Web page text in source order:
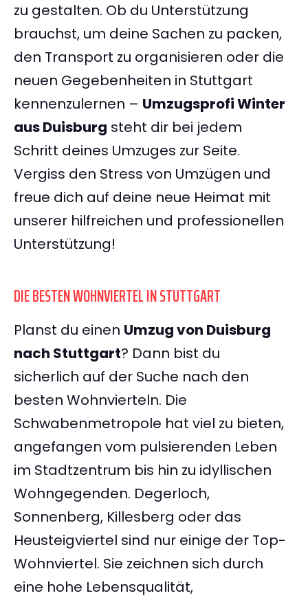
zu gestalten. Ob du Unterstützung
brauchst, um deine Sachen zu packen,
den Transport zu organisieren oder die
neuen Gegebenheiten in Stuttgart
kennenzulernen – Umzugsprofi Winter
aus Duisburg steht dir bei jedem
Schritt deines Umzuges zur Seite.
Vergiss den Stress von Umzügen und
freue dich auf deine neue Heimat mit
unserer hilfreichen und professionellen
Unterstützung!
DIE BESTEN WOHNVIERTEL IN STUTTGART
Planst du einen Umzug von Duisburg
nach Stuttgart? Dann bist du
sicherlich auf der Suche nach den
besten Wohnvierteln. Die
Schwabenmetropole hat viel zu bieten,
angefangen vom pulsierenden Leben
im Stadtzentrum bis hin zu idyllischen
Wohngegenden. Degerloch,
Sonnenberg, Killesberg oder das
Heusteigviertel sind nur einige der Top-
Wohnviertel. Sie zeichnen sich durch
eine hohe Lebensqualität,